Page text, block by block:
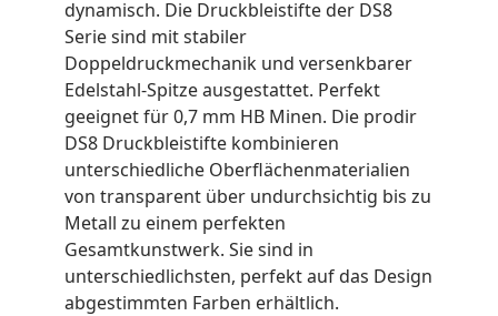
dynamisch. Die Druckbleistifte der DS8
Serie sind mit stabiler
Doppeldruckmechanik und versenkbarer
Edelstahl-Spitze ausgestattet. Perfekt
geeignet für 0,7 mm HB Minen. Die prodir
DS8 Druckbleistifte kombinieren
unterschiedliche Oberflächenmaterialien
von transparent über undurchsichtig bis zu
Metall zu einem perfekten
Gesamtkunstwerk. Sie sind in
unterschiedlichsten, perfekt auf das Design
abgestimmten Farben erhältlich.